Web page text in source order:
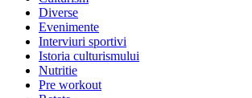
Diverse
Evenimente
Interviuri sportivi
Istoria culturismului
Nutritie
Pre workout